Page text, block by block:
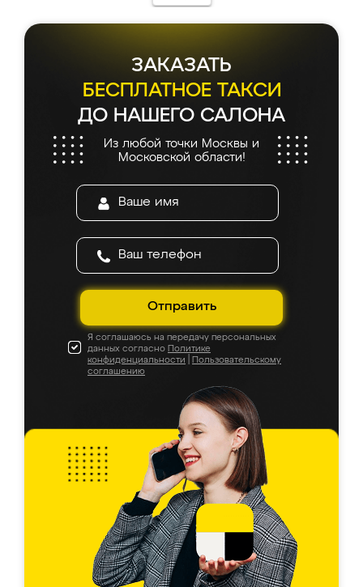
ЗАКАЗАТЬ
БЕСПЛАТНОЕ ТАКСИ
ДО НАШЕГО САЛОНА
Из любой точки Москвы и
Московской области!
Отправить
Я соглашаюсь на передачу персональных
данных согласно Политике
конфиденциальности
Пользовательскому
соглашению